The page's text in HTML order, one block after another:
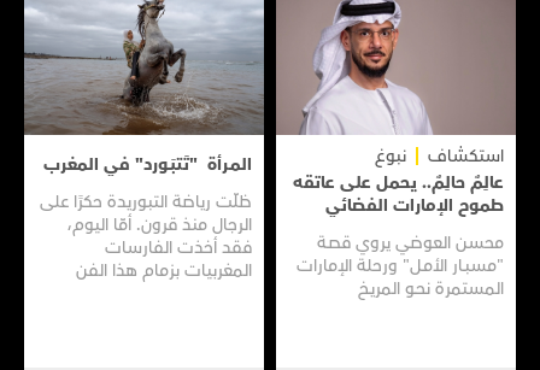
استكشاف
نبوغ
عالِمٌ حالِمٌ.. يحمل على عاتقه
طموح الإمارات الفضائي
محسن العوضي يروي قصـة
"مسبـار الأمـل" ورحلة الإمارات
المستمرة نحـو المريـخ
المـرأة "تَتبَـورد" في المغرب
ظلّت رياضة التبوريدة حكرًا على
الرجال منذ قرون. أمّا اليوم،
فقد أخذت الفارسات
المغربيات بزمام هذا الفن